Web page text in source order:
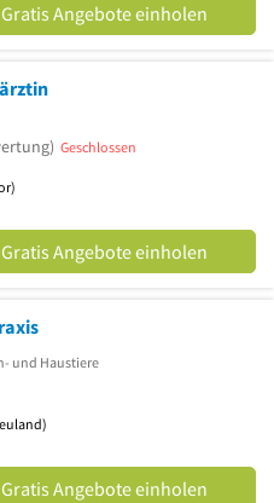
Gratis Angebote einholen
Geschlossen
Gratis Angebote einholen
und Haustiere
Gratis Angebote einholen